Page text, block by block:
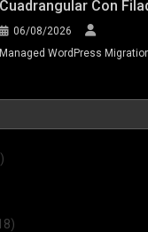
Cuadrangular Con
06/08/2026
Managed WordPress